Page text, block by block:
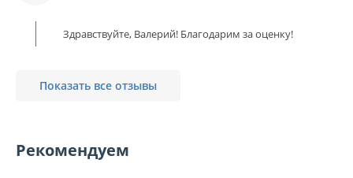
Здравствуйте, Валерий! Благодарим за оценку!
Показать все отзывы
Рекомендуем